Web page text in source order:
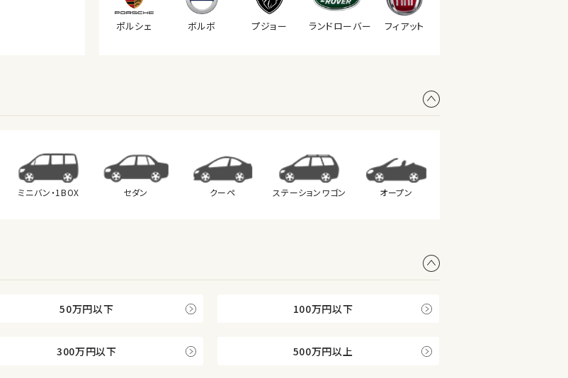
ポルシェ ボルボ プジョー ランドローバー フィアット
ミニバン・1BOX セダン クーペ ステーション ワゴン オープン
50万円以下 100万円以下
300万円以下 500万円以上